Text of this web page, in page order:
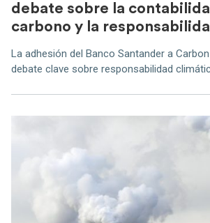
debate sobre la
carbono y la
La adhesión del Banco Santander a
debate clave sobre responsabilidad